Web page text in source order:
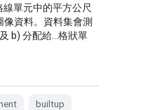
單元中的平方公尺
資料。資料集會測
b) 分配給…格狀單
builtup